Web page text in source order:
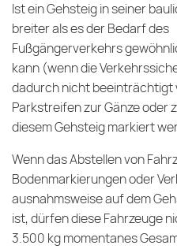
Ist ein Gehsteig in seiner
breiter als es der Bedarf des
Fußgängerverkehrs
kann (wenn die
dadurch nicht beeinträchtigt
Parkstreifen zur Gänze oder
diesem Gehsteig markiert
Wenn das Abstellen von
Bodenmarkierungen oder
ausnahmsweise auf dem
ist, dürfen diese Fahrzeuge
3.500 kg momentanes